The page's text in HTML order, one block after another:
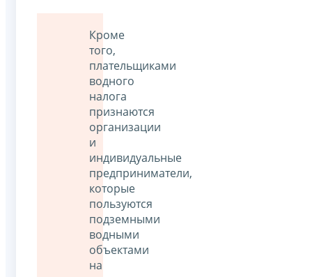
Кроме
того,
плательщиками
водного
налога
признаются
организации
и
индивидуальные
предприниматели,
которые
пользуются
подземными
водными
объектами
на